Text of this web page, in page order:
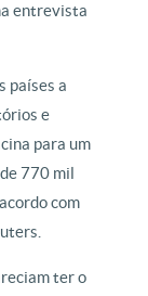
entrevista
países a
e
para um
770 mil
com
ter o